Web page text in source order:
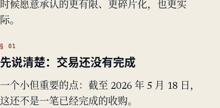
时候愿意承认的更有限、更碎片化，也更实
际。
先说清楚：交易还没有完成
一个小但重要的点：截至 2026 年 5 月 18 日，
这还不是一笔已经完成的收购。